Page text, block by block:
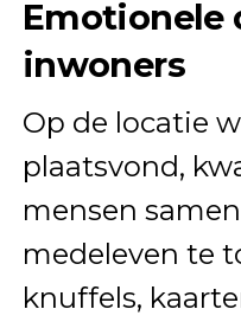
Emotionele
inwoners
Op de locatie
plaatsvond,
mensen
medeleven te
knuffels,